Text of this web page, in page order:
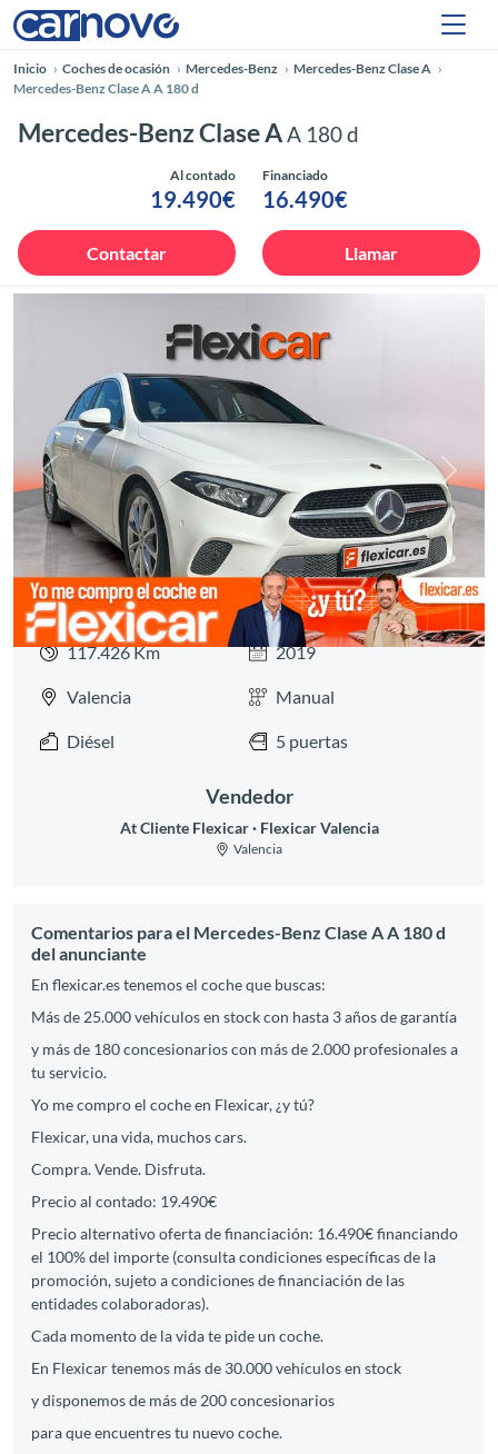
Inicio Coches de ocasión Mercedes-Benz
Mercedes-Benz Clase A
Mercedes-Benz Clase A A 180 d
Mercedes-Benz Clase AA 180 d
Al contado
19.490€
Financiado
16.490€
Contactar Llamar
Anterior
117.426 Km 2019
Valencia Manual
Diésel 5 puertas
Vendedor
At Cliente Flexicar Flexicar Valencia
Valencia
Comentarios para el Mercedes-Benz Clase A A 180 d
del anunciante
En flexicar.es tenemos el coche que buscas:
Más de 25.000 vehículos en stock con hasta 3 años de garantía
y más de 180 concesionarios con más de 2.000 profesionales a
tu servicio.
Yo me compro el coche en Flexicar, ¿y tú?
Flexicar, una vida, muchos cars.
Compra. Vende. Disfruta.
Precio al contado: 19.490€
Precio alternativo oferta de financiación: 16.490€ financiando
el 100% del importe (consulta condiciones específicas de la
promoción, sujeto a condiciones de financiación de las
entidades colaboradoras).
Cada momento de la vida te pide un coche.
En Flexicar tenemos más de 30.000 vehículos en stock
y disponemos de más de 200 concesionarios
para que encuentres tu nuevo coche.